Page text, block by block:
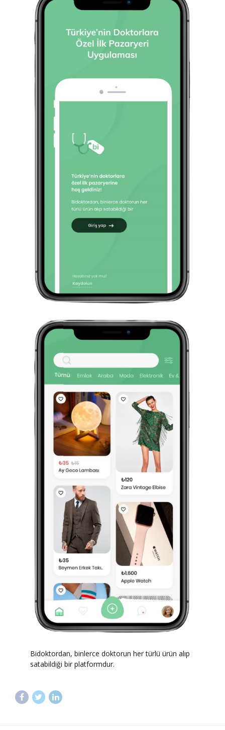
Bidoktordan, binlerce doktorun her türlü ürün alıp
satabildiği bir platformdur.